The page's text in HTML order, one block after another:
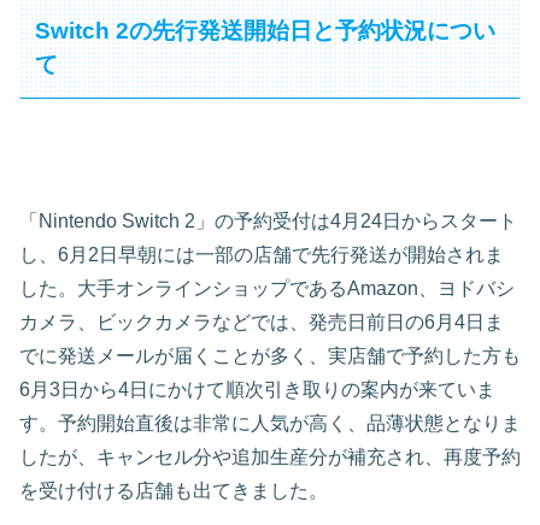
Switch 2の先行発送開始日と予約状況につい
て
「Nintendo Switch 2」の予約受付は4月24日からスタート
し、6月2日早朝には一部の店舗で先行発送が開始されま
した。大手オンラインショップであるAmazon、ヨドバシ
カメラ、ビックカメラなどでは、発売日前日の6月4日ま
でに発送メールが届くことが多く、実店舗で予約した方も
6月3日から4日にかけて順次引き取りの案内が来ていま
す。予約開始直後は非常に人気が高く、品薄状態となりま
したが、キャンセル分や追加生産分が補充され、再度予約
を受け付ける店舗も出てきました。